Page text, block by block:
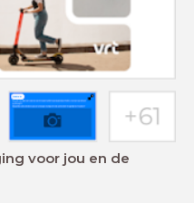
voor jou en de